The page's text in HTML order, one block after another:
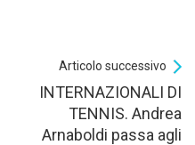
Articolo successivo
INTERNAZIONALI DI
TENNIS. Andrea
Arnaboldi passa agli